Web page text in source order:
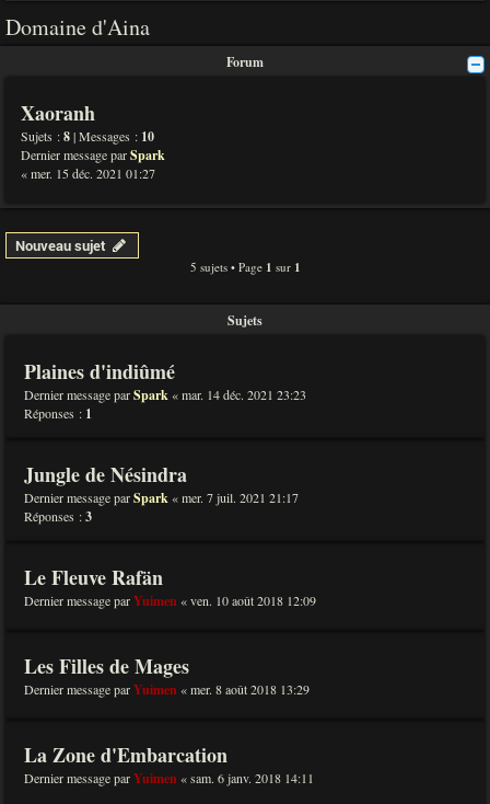
Domaine d'Aina
Forum
Xaoranh
Sujets :8| Messages : 10
Dernier message parSpark
« mer. 15 déc. 2021 01:27
Nouveau sujet
5 sujets • Page 1 sur 1
Sujets
Plaines d'indiûmé
Dernier message parSpark «mar. 14 déc. 2021 23:23
Réponses : 1
Jungle de Nésindra
Dernier message parSpark «mer. 7 juil. 2021 21:17
Réponses :3
Le Fleuve Rafän
Dernier message parYuimen «ven. 10 août 2018 12:09
Les Filles de Mages
Dernier message parYuimen «mer. 8 août 2018 13:29
La Zone d'Embarcation
Dernier message parYuimen «sam. 6 janv. 2018 14:11